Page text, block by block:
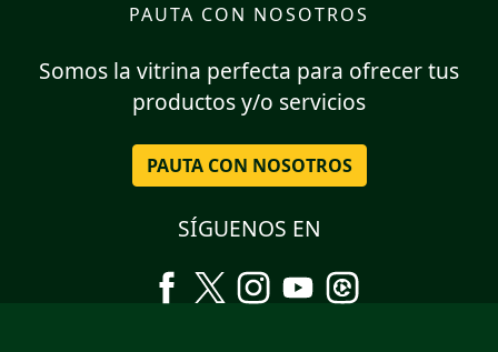
PAUTA CON NOSOTROS
Somos la vitrina perfecta para ofrecer tus
productos y/o servicios
PAUTA CON NOSOTROS
SÍGUENOS EN